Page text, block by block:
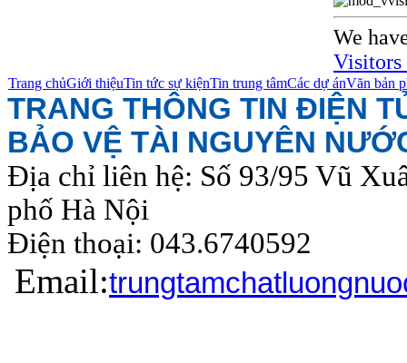
We
Visitors
Trang chủGiới thiệuTin tức sự kiệnTin trung tâmCác dự ánVăn bản
TRANG THÔNG TIN ĐIỆN
BẢO VỆ TÀI NGUYÊN
Địa chỉ liên hệ: Số 93/95 Vũ
phố Hà Nội
Điện thoại:
Email: